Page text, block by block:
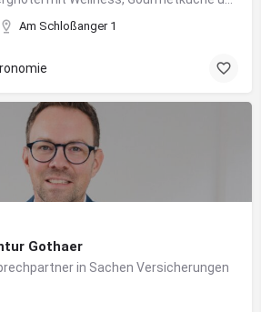
Am Schloßanger 1
Gothaer
in Sachen Versicherungen